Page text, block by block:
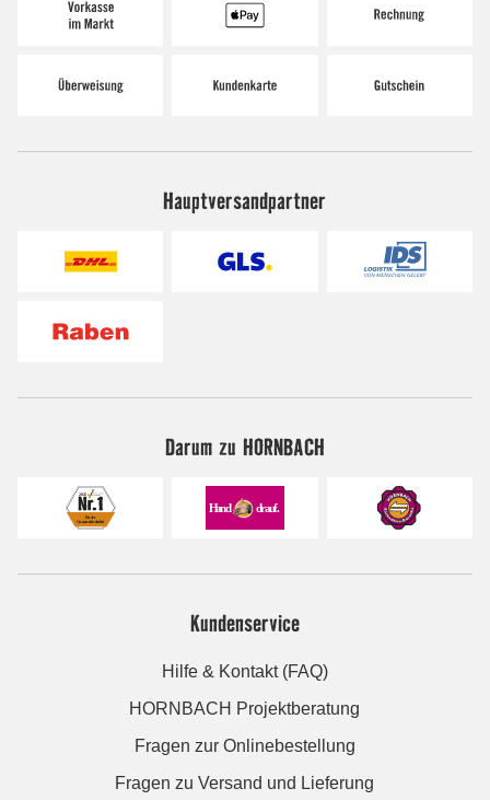
Hauptversandpartner
Darum zu HORNBACH
Kundenservice
Hilfe & Kontakt (FAQ)
HORNBACH Projektberatung
Fragen zur Onlinebestellung
Fragen zu Versand und Lieferung